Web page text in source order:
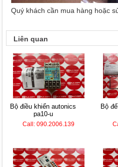
Quý khách cần mua hàng hoặc
Liên quan
bộ điều khiển autonics
pa10-u
Call: 090.2006.139
bộ đếm hanyoung lc7-